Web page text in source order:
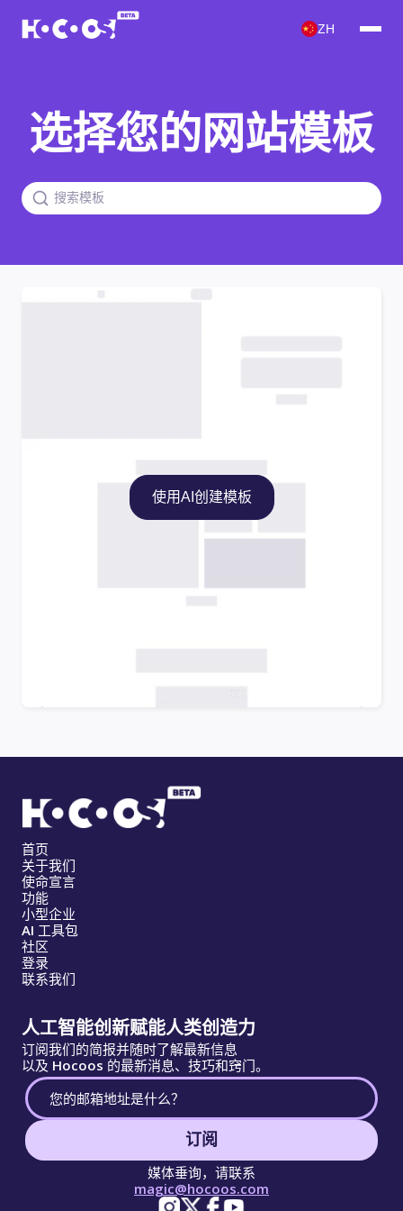
ZH
选择您的网站模板
使用AI创建模板
首页
关于我们
使命宣言
功能
小型企业
AI 工具包
社区
登录
联系我们
人工智能创新赋能人类创造力
订阅我们的简报并随时了解最新信息
以及 Hocoos 的最新消息、技巧和窍门。
订阅
媒体垂询，请联系
magic@hocoos.com